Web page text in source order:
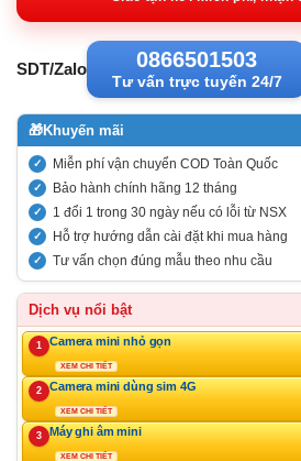
SDT/Zalo 0866501503
Tư vấn trực tuyến 24/7
🎁Khuyến mãi
Miễn phí vận chuyển COD Toàn Quốc
Bảo hành chính hãng 12 tháng
1 đổi 1 trong 30 ngày nếu có lỗi từ NSX
Hỗ trợ hướng dẫn cài đặt khi mua hàng
Tư vấn chọn đúng mẫu theo nhu cầu
Dịch vụ nổi bật
1 Camera mini nhỏ gọn
XEM CHI TIẾT
2 Camera mini dùng sim 4G
XEM CHI TIẾT
3 Máy ghi âm mini
XEM CHI TIẾT